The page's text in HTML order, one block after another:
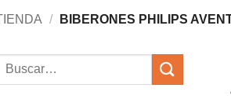
/ BIBERONES PHILIPS
Buscar